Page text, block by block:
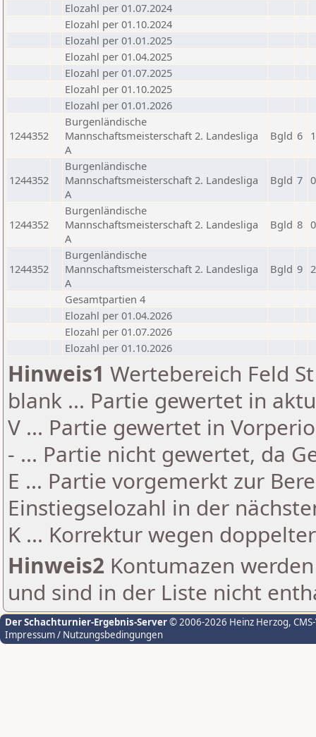
Elozahl per 01.07.2024
Elozahl per 01.10.2024
Elozahl per 01.01.2025
Elozahl per 01.04.2025
Elozahl per 01.07.2025
Elozahl per 01.10.2025
Elozahl per 01.01.2026
1244352
Burgenländische
Mannschaftsmeisterschaft 2. Landesliga
A
Bgld 6
1244352
Burgenländische
Mannschaftsmeisterschaft 2. Landesliga
A
Bgld 7
1244352
Burgenländische
Mannschaftsmeisterschaft 2. Landesliga
A
Bgld 8
1244352
Burgenländische
Mannschaftsmeisterschaft 2. Landesliga
A
Bgld 9
Gesamtpartien 4
Elozahl per 01.04.2026
Elozahl per 01.07.2026
Elozahl per 01.10.2026
Hinweis1 Wertebereich Feld
blank ... Partie gewertet in
V ... Partie gewertet in
- ... Partie nicht gewertet, da
E ... Partie vorgemerkt zur
Einstiegselozahl in der
K ... Korrektur wegen
Hinweis2 Kontumazen
und sind in der Liste nicht
Der Schachturnier-Ergebnis-Server© 2006-2026 Heinz Herzog,
Impressum / Nutzungsbedingungen